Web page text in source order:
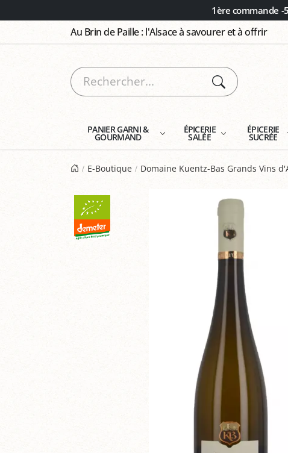
1ère commande -
Au Brin de Paille : l'Alsace à savourer et à offrir
PANIER GARNI &
GOURMAND
ÉPICERIE
SALÉE
ÉPICERIE
SUCRÉE
E-Boutique Domaine Kuentz-Bas Grands Vins